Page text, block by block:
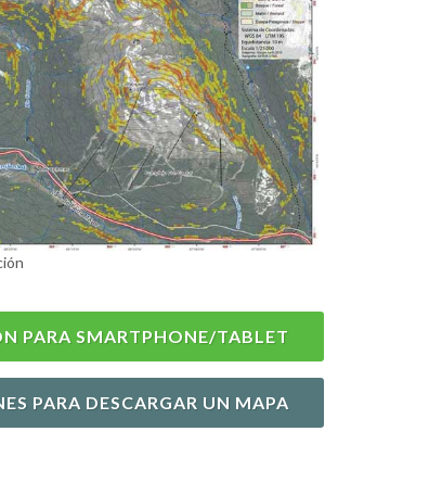
PARA SMARTPHONE/TABLET
PARA DESCARGAR UN MAPA